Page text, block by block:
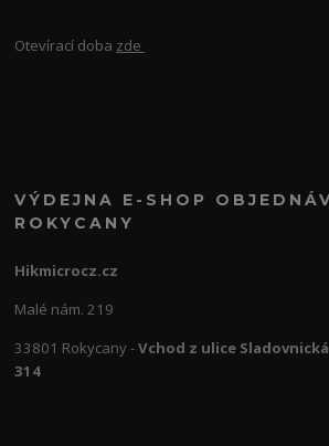
Otevírací doba zde
VÝDEJNA E-SHOP
ROKYCANY
Hikmicrocz.cz
Malé nám. 219
33801 Rokycany -Vchod z ulice
314